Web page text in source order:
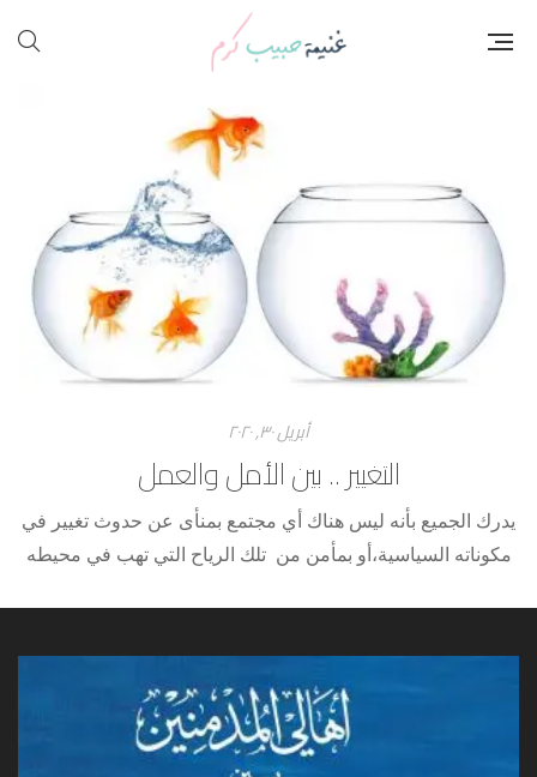
أبريل ۳۰, ۲۰۲۰
التغيير .. بين الأمل والعمل
يدرك الجميع بأنه ليس هناك أي مجتمع بمنأى عن حدوث تغيير في
مكوناته السياسية،أو بمأمن من تلك الرياح التي تهب في محيطه
القائم، والشباب منهم بشكل خاص، نظرا لدورهم الذي كان واضحا
في إحداث التغيير في ثورات الربيع العربي التي حصلت […]